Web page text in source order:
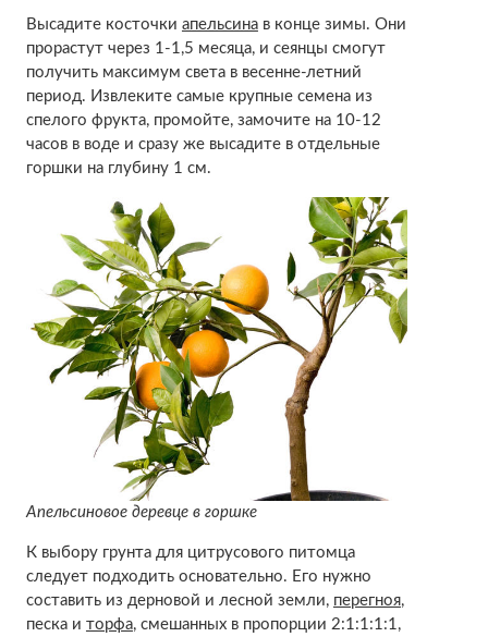
Высадите косточки апельсинав конце зимы. Они
прорастут через 1-1,5 месяца, и сеянцы смогут
получить максимум света в весенне-летний
период. Извлеките самые крупные семена из
спелого фрукта, промойте, замочите на 10-12
часов в воде и сразу же высадите в отдельные
горшки на глубину 1 см.
Апельсиновое деревце в горшке
К выбору грунта для цитрусового питомца
следует подходить основательно. Его нужно
составить из дерновой и лесной земли, перегноя,
песка и торфа, смешанных в пропорции 2:1:1:1:1,